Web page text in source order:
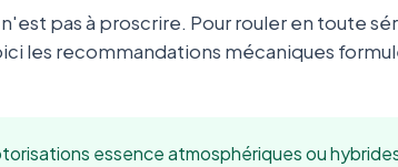
pas à proscrire. Pour rouler en toute
les recommandations mécaniques
essence atmosphériques ou